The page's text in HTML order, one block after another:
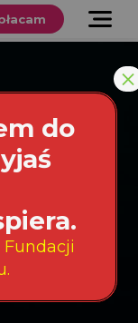
do
Fundacji
×